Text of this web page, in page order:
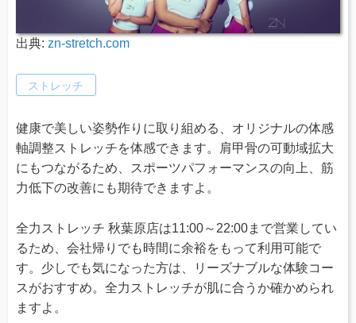
出典: zn-stretch.com
ストレッチ
健康で美しい姿勢作りに取り組める、オリジナルの体感
軸調整ストレッチを体感できます。肩甲骨の可動域拡大
にもつながるため、スポーツパフォーマンスの向上、筋
力低下の改善にも期待できますよ。
全力ストレッチ 秋葉原店は11:00～22:00まで営業してい
るため、会社帰りでも時間に余裕をもって利用可能で
す。少しでも気になった方は、リーズナブルな体験コー
スがおすすめ。全力ストレッチが肌に合うか確かめられ
ますよ。